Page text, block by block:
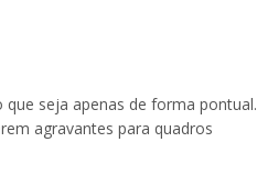
seja apenas de forma pontual.
agravantes para quadros